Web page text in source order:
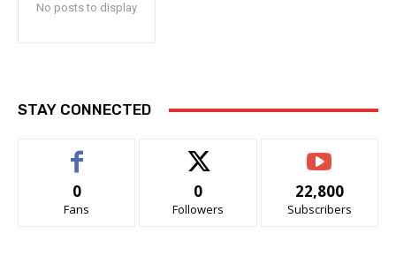
No posts to display
STAY CONNECTED
0
Fans
0
Followers
22,800
Subscribers